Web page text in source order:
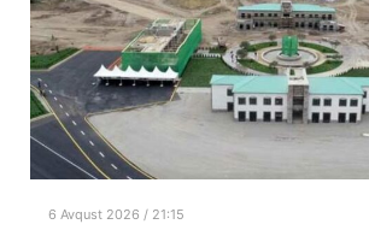
6 Avqust 2026 / 21:15